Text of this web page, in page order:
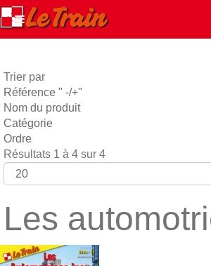
Trier par
Référence " -/+"
Nom du produit
Catégorie
Ordre
Résultats 1 à 4 sur 4
Les